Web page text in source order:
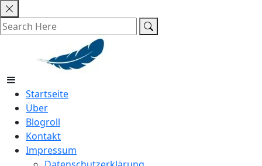
Skip
to
content
Startseite
Über
Blogroll
Kontakt
Impressum